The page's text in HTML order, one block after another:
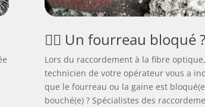
🕵️‍♂️ Un fourreau bloqué ?
Lors du raccordement à la fibre
technicien de votre opérateur vous a
que le fourreau ou la gaine est
bouché(e) ? Spécialistes des